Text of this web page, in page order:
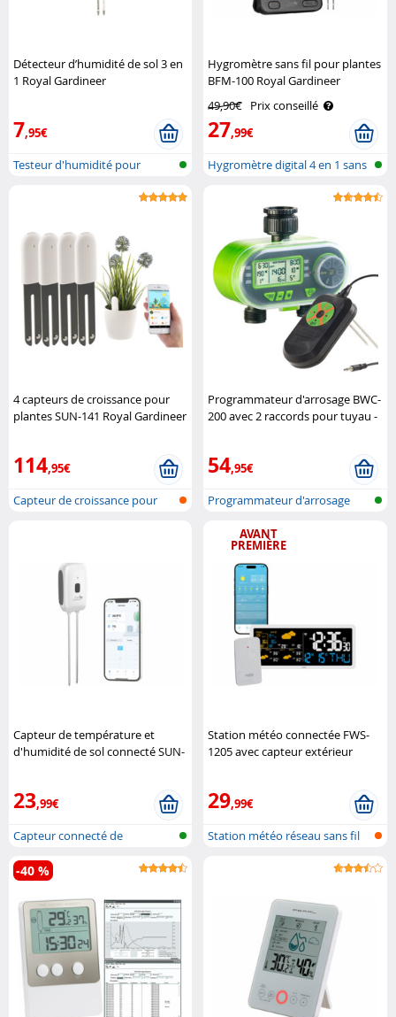
Détecteur d’humidité de sol 3 en
1 Royal Gardineer
7,95€
Testeur d'humidité pour
Hygromètre sans fil pour plantes
BFM-100 Royal Gardineer
49,90€ Prix conseillé
27,99€
Hygromètre digital 4 en 1 sans
4 capteurs de croissance pour
plantes SUN-141 Royal Gardineer
114,95€
Capteur de croissance pour
Programmateur d'arrosage BWC-
200 avec 2 raccords pour tuyau -
54,95€
Programmateur d'arrosage
Capteur de température et
d'humidité de sol connecté SUN-
23,99€
Capteur connecté de
température et ..
AVANT
PREMIÈRE
Station météo connectée FWS-
1205 avec capteur extérieur
29,99€
Station météo réseau sans fil
-40 %